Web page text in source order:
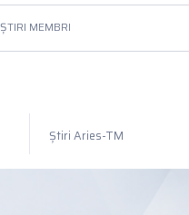
ȘTIRI MEMBRI
Știri Aries-TM